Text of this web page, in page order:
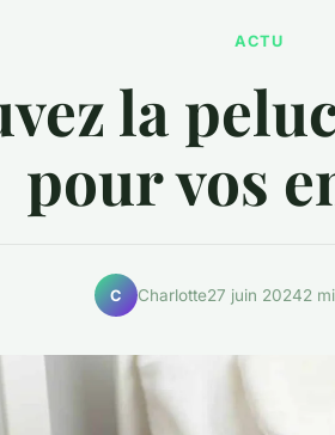
ACTU
la
pour vos
C Charlotte27 juin 20242